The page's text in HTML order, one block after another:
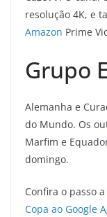
resolução 4K, e
Amazon Prime
Grupo
Alemanha e
do Mundo. Os
Marfim e
domingo.
Confira o passo
Copa ao Google